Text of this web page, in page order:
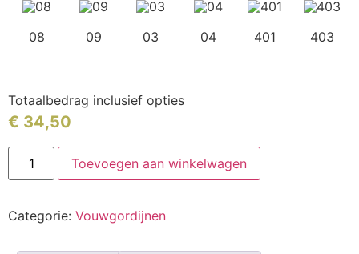
08 09 03 04 401 403
Totaalbedrag inclusief opties
€ 34,50
Toevoegen aan winkelwagen
Categorie: Vouwgordijnen